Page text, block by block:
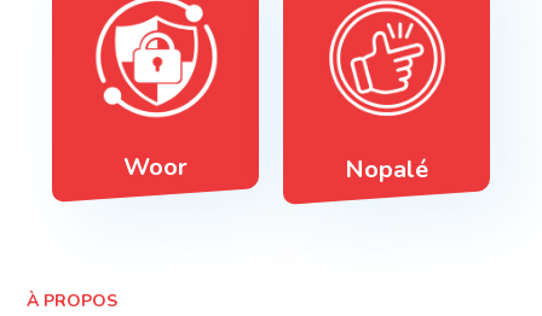
Woor Nopalé
À PROPOS